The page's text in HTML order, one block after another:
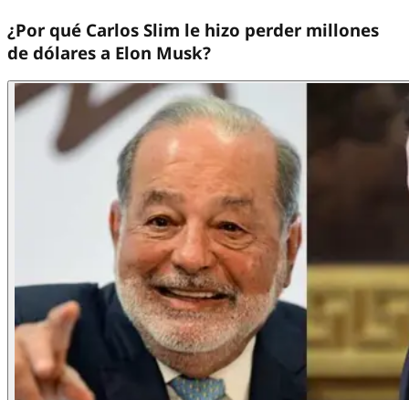
¿Por qué Carlos Slim le hizo perder millones
de dólares a Elon Musk?